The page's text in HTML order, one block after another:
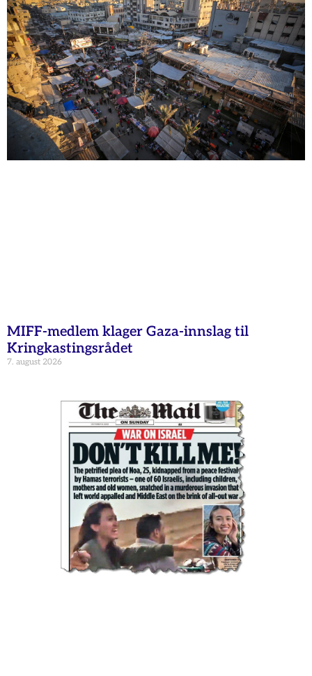
MIFF-medlem klager Gaza-innslag til
Kringkastingsrådet
7. august 2026